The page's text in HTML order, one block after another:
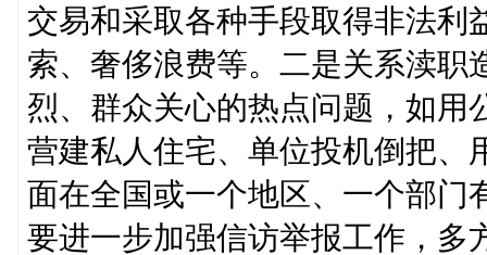
交易和采取各种手段取得非法利
索、奢侈浪费等。二是关系渎职
烈、群众关心的热点问题，如用
营建私人住宅、单位投机倒把、
面在全国或一个地区、一个部门
要进一步加强信访举报工作，多